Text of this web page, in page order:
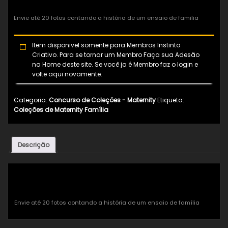
Envie até 20 fotos contando a história de um ensaio de familia
Item disponivel somente para Membros Instinto
Criativo. Para se tornar um Membro Faça sua Adesão
na Home deste site. Se você ja é Membro faz o login e
volte aqui novamente.
Categoria: Concurso de Coleções - MaternityEtiqueta:
Coleções de Maternity Família
Descrição
Envie até 20 fotos contando a história de um ensaio de família